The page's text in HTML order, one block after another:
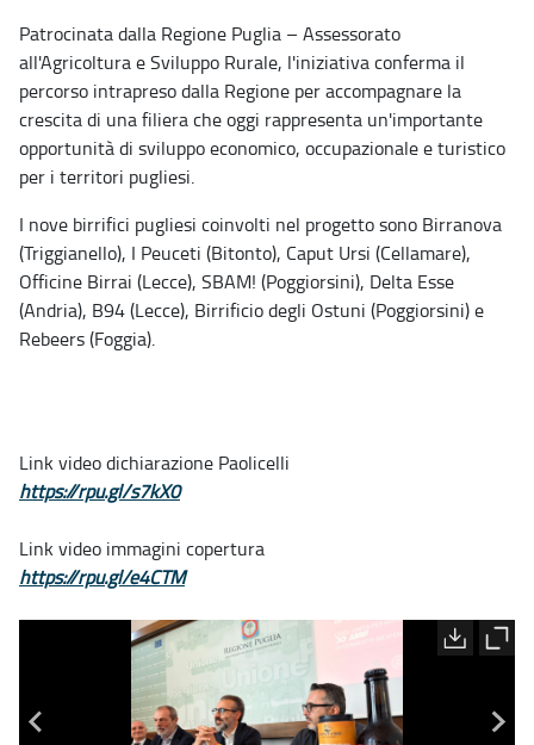
Patrocinata dalla Regione Puglia – Assessorato
all'Agricoltura e Sviluppo Rurale, l'iniziativa conferma il
percorso intrapreso dalla Regione per accompagnare la
crescita di una filiera che oggi rappresenta un'importante
opportunità di sviluppo economico, occupazionale e turistico
per i territori pugliesi.
I nove birrifici pugliesi coinvolti nel progetto sono Birranova
(Triggianello), I Peuceti (Bitonto), Caput Ursi (Cellamare),
Officine Birrai (Lecce), SBAM! (Poggiorsini), Delta Esse
(Andria), B94 (Lecce), Birrificio degli Ostuni (Poggiorsini) e
Rebeers (Foggia).
Link video dichiarazione Paolicelli
https://rpu.gl/s7kX0
Link video immagini copertura
https://rpu.gl/e4CTM